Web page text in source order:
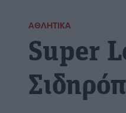
ΑΘΛΗΤΙΚΆ
Super